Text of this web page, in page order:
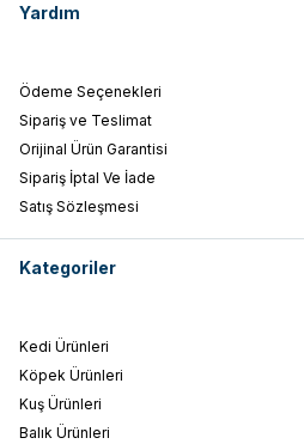
Yardım
Ödeme Seçenekleri
Sipariş ve Teslimat
Orijinal Ürün Garantisi
Sipariş İptal Ve İade
Satış Sözleşmesi
Kategoriler
Kedi Ürünleri
Köpek Ürünleri
Kuş Ürünleri
Balık Ürünleri